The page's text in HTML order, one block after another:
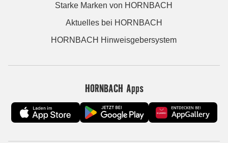
Starke Marken von HORNBACH
Aktuelles bei HORNBACH
HORNBACH Hinweisgebersystem
HORNBACH Apps